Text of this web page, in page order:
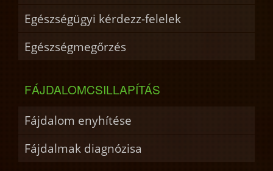
Egészségügyi kérdezz-felelek
Egészségmegőrzés
FÁJDALOMCSILLAPÍTÁS
Fájdalom enyhítése
Fájdalmak diagnózisa